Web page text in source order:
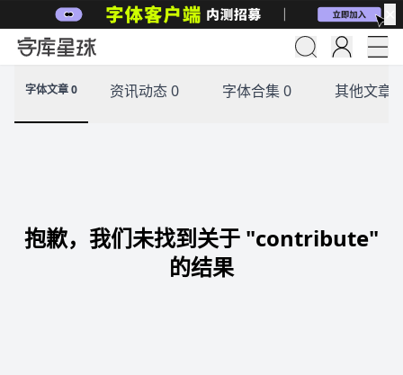
字体文章 0 资讯动态 0 字体合集 0 其他文章 0
抱歉，我们未找到关于 "contribute"
的结果